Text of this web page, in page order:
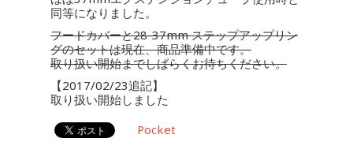
同等になりました。
フードカバーと28-37mm ステップアップリン
グのセットは現在、商品準備中です。
取り扱い開始までしばらくお待ちください。
【2017/02/23追記】
取り扱い開始しました
Pocket